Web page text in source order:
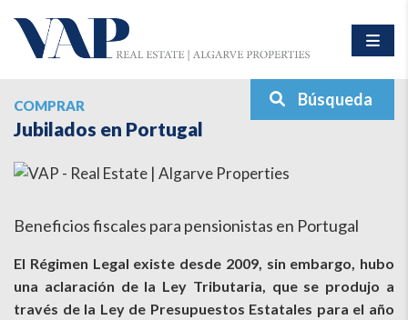
Búsqueda
COMPRAR
Jubilados en Portugal
Beneficios fiscales para pensionistas en Portugal
El Régimen Legal existe desde 2009, sin embargo, hubo
una aclaración de la Ley Tributaria, que se produjo a
través de la Ley de Presupuestos Estatales para el año